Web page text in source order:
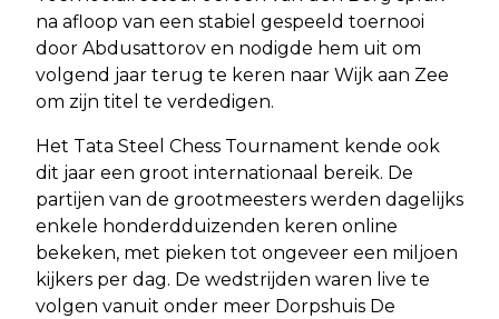
na afloop van een stabiel gespeeld toernooi
door Abdusattorov en nodigde hem uit om
volgend jaar terug te keren naar Wijk aan Zee
om zijn titel te verdedigen.
Het Tata Steel Chess Tournament kende ook
dit jaar een groot internationaal bereik. De
partijen van de grootmeesters werden dagelijks
enkele honderdduizenden keren online
bekeken, met pieken tot ongeveer een miljoen
kijkers per dag. De wedstrijden waren live te
volgen vanuit onder meer Dorpshuis De